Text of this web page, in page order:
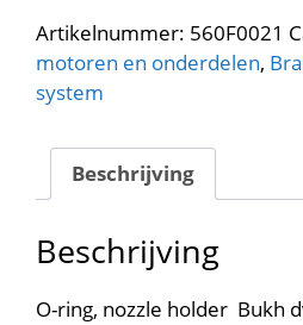
holder
dv24/36/48
560F0021
aantal
Artikelnummer: 560F0021
motoren en onderdelen,
system
Beschrijving
Beschrijving
O-ring, nozzle holder Bukh